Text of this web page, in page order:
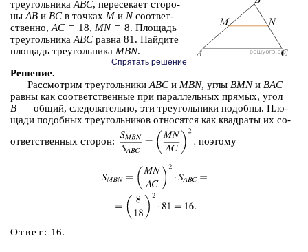
тре­уголь­ни­ка ABC, пе­ре­се­ка­ет сто­ро­
ны AB и BC в точ­ках M и Nсо­от­вет­
ствен­но, AC = 18, MN= 8. Пло­щадь
тре­уголь­ни­ка ABC равна 81. Най­ди­те
пло­щадь тре­уголь­ни­ка MBN.
Спрятать решение
Ре­ше­ние.
Рас­смот­рим тре­уголь­ни­ки ABC и MBN, углы BMNи BAC
равны как со­от­вет­ствен­ные при па­рал­лель­ных пря­мых, угол
B — общий, сле­до­ва­тель­но, эти тре­уголь­ни­ки по­доб­ны. Пло­
ща­ди по­доб­ных тре­уголь­ни­ков от­но­сят­ся как квад­ра­ты их со­
от­вет­ствен­ных сто­рон:
по­это­му
Ответ: 16.